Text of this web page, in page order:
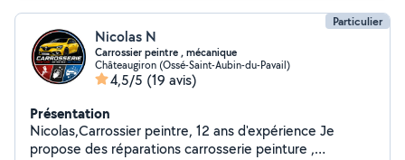
Particulier
Nicolas N
Carrossier peintre , mécanique
Châteaugiron (Ossé-Saint-Aubin-du-Pavail)
4,5/5 (19 avis)
Présentation
Nicolas,Carrossier peintre, 12 ans d'expérience Je
propose des réparations carrosserie peinture ,